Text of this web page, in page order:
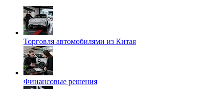
Торговля автомобилями из Китая
Финансовые решения